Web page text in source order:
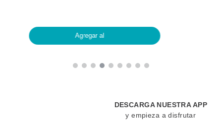
Agregar al
DESCARGA NUESTRA APP
y empieza a disfrutar